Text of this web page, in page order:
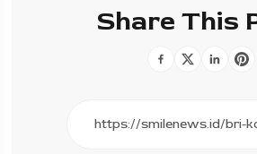
Share This